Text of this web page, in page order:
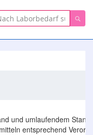
Suche
und umlaufendem
entsprechend